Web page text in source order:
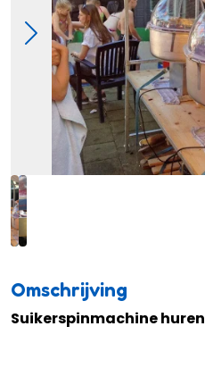
Omschrijving
Suikerspinmachine huren